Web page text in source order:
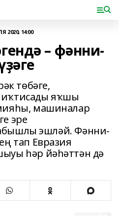
2020, 14:00
– фәнни-
төбәге,
иҡтисады яҡшы
машиналар
эре
эшләй. Фәнни-
тап Евразия
һәр йәһәттән дә